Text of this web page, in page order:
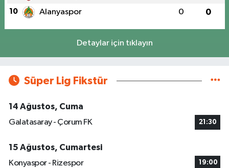
10 Alanyaspor 0 0
Detaylar için tıklayın
Süper Lig Fikstür
14 Ağustos, Cuma
Galatasaray - Çorum FK
21:30
15 Ağustos, Cumartesi
Konyaspor - Rizespor
19:00